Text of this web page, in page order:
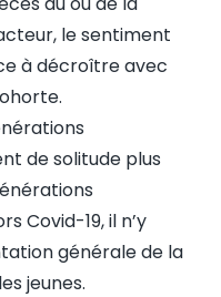
le sentiment
à décroître avec
de solitude plus
Covid-19, il n’y
générale de la
jeunes.